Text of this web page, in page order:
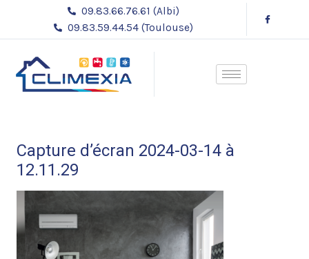
contenu
09.83.66.76.61 (Albi)
09.83.59.44.54 (Toulouse)
Capture d’écran 2024-03-14 à
12.11.29